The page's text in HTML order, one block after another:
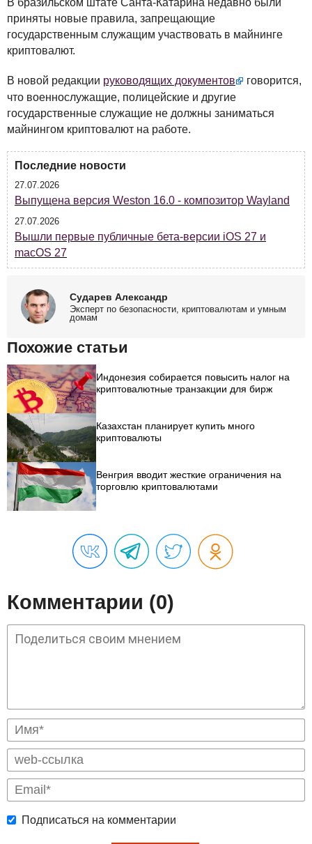
приняты новые правила, запрещающие
государственным служащим участвовать в майнинге
криптовалют.
В новой редакции руководящих документов
говорится,
что военнослужащие, полицейские и другие
государственные служащие не должны заниматься
майнингом криптовалют на работе.
Последние новости
27.07.2026
Выпущена версия Weston 16.0 - композитор Wayland
27.07.2026
Вышли первые публичные бета-версии iOS 27 и
macOS 27
Сударев Александр
Эксперт по безопасности, криптовалютам и умным
домам
Похожие статьи
Индонезия собирается повысить налог на
криптовалютные транзакции для бирж
Казахстан планирует купить много
криптовалюты
Венгрия вводит жесткие ограничения на
торговлю криптовалютами
Комментарии (0)
Подписаться на комментарии